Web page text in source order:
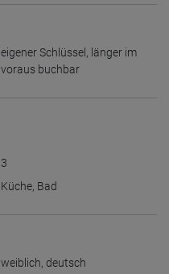
eigener Schlüssel , länger im
voraus buchbar
3
Küche, Bad
weiblich, deutsch